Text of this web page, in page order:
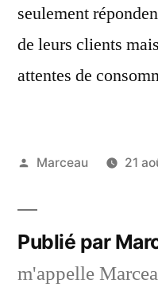
seulement
de leurs clients
attentes de
Publié
Marceau 21
Publié par
m'appelle